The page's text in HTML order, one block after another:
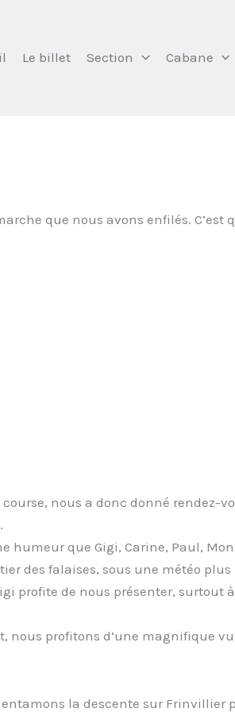
Le billet Section Cabane
que nous avons enfilés.
course, nous a donc donné
humeur que Gigi, Carine, Paul,
des falaises, sous une météo
profite de nous présenter, surtout
nous profitons d’une magnifique
la descente sur Frinvillier